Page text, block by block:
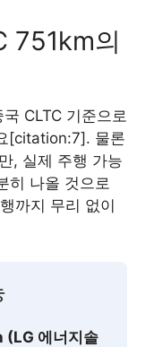
751km의
CLTC 기준으로
[citation:7]. 물론
, 실제 주행 가능
히 나올 것으로
까지 무리 없이
에너지솔